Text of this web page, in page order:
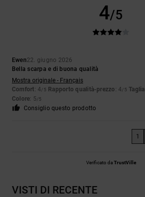
4/5
Ewen22. giugno 2026
Bella scarpa e di buona qualità
Mostra originale - Français
Comfort: 4/5 Rapporto qualità-prezzo : 4/5 Taglia
Colore: 5/5
Consiglio questo prodotto
1
Verificato daTrustVille
VISTI DI RECENTE